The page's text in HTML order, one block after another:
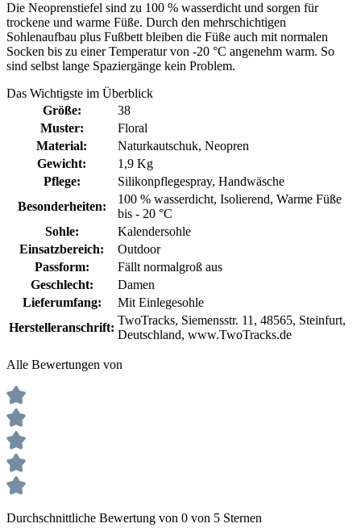
Die Neoprenstiefel sind zu 100 % wasserdicht und sorgen für
trockene und warme Füße. Durch den mehrschichtigen
Sohlenaufbau plus Fußbett bleiben die Füße auch mit normalen
Socken bis zu einer Temperatur von -20 °C angenehm warm. So
sind selbst lange Spaziergänge kein Problem.
Das Wichtigste im Überblick
Größe:
38
Muster:
Floral
Material:
Naturkautschuk, Neopren
Gewicht:
1,9 Kg
Pflege:
Silikonpflegespray, Handwäsche
Besonderheiten:
100 % wasserdicht, Isolierend, Warme Füße
bis - 20 °C
Sohle:
Kalendersohle
Einsatzbereich:
Outdoor
Passform:
Fällt normalgroß aus
Geschlecht:
Damen
Lieferumfang:
Mit Einlegesohle
Herstelleranschrift:
TwoTracks, Siemensstr. 11, 48565, Steinfurt,
Deutschland, www.TwoTracks.de
Alle Bewertungen von
Durchschnittliche Bewertung von 0 von 5 Sternen